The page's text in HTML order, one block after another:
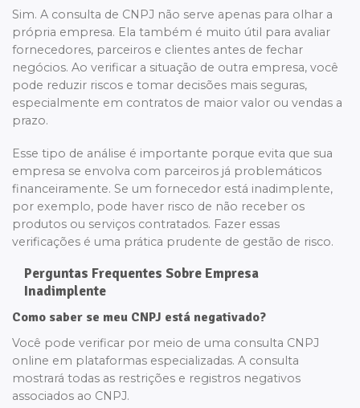
Sim. A consulta de CNPJ não serve apenas para olhar a
própria empresa. Ela também é muito útil para avaliar
fornecedores, parceiros e clientes antes de fechar
negócios. Ao verificar a situação de outra empresa, você
pode reduzir riscos e tomar decisões mais seguras,
especialmente em contratos de maior valor ou vendas a
prazo.
Esse tipo de análise é importante porque evita que sua
empresa se envolva com parceiros já problemáticos
financeiramente. Se um fornecedor está inadimplente,
por exemplo, pode haver risco de não receber os
produtos ou serviços contratados. Fazer essas
verificações é uma prática prudente de gestão de risco.
Perguntas Frequentes Sobre Empresa
Inadimplente
Como saber se meu CNPJ está negativado?
Você pode verificar por meio de uma consulta CNPJ
online em plataformas especializadas. A consulta
mostrará todas as restrições e registros negativos
associados ao CNPJ.